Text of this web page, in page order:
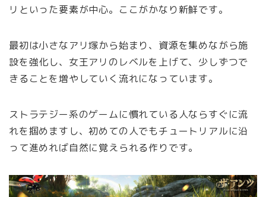
リといった要素が中心。ここがかなり新鮮です。
最初は小さなアリ塚から始まり、資源を集めながら施
設を強化し、女王アリのレベルを上げて、少しずつで
きることを増やしていく流れになっています。
ストラテジー系のゲームに慣れている人ならすぐに流
れを掴めますし、初めての人でもチュートリアルに沿
って進めれば自然に覚えられる作りです。